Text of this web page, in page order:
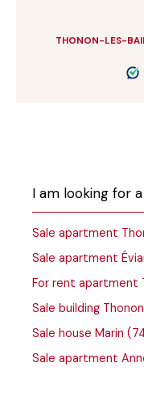
THONON-LES-
I am looking for
Sale apartment
Sale apartment
For rent apartment
Sale building
Sale house Marin
Sale apartment